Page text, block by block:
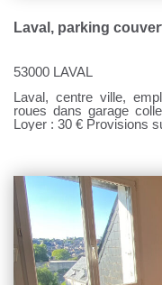
Laval, parking
53000 LAVAL
Laval, centre ville, emplacement
roues dans garage
Loyer : 30 € Provisions sur charges : 2 € Honoraires à la charge